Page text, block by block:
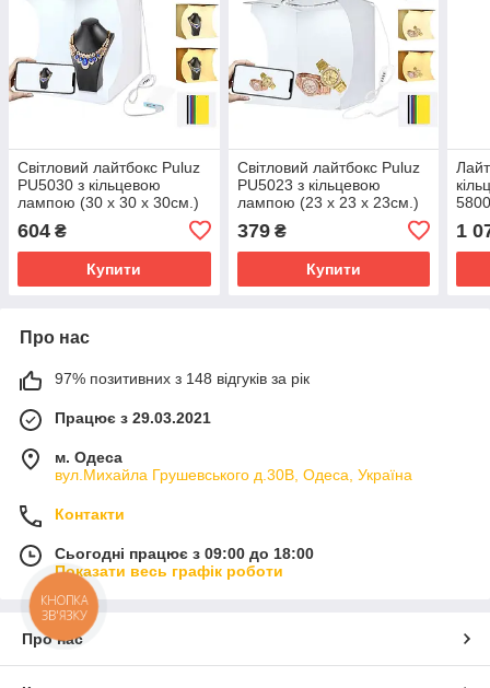
Світловий лайтбокс Puluz
PU5030 з кільцевою
лампою (30 х 30 х 30см.)
604 ₴
Купити
Світловий лайтбокс Puluz
PU5023 з кільцевою
лампою (23 х 23 х 23см.)
379₴
Купити
1
Про нас
97% позитивних з 148 відгуків за рік
Працює з 29.03.2021
м. Одеса
вул.Михайла Грушевського д.30В, Одеса, Україна
Контакти
Сьогодні працює з 09:00 до 18:00
Показати весь графік роботи
Про нас
КНОПКА
ЗВ'ЯЗКУ